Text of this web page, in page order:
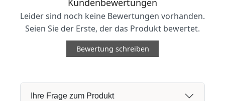
Leider sind noch keine Bewertungen vorhanden.
Seien Sie der Erste, der das Produkt bewertet.
Bewertung schreiben
Ihre Frage zum Produkt